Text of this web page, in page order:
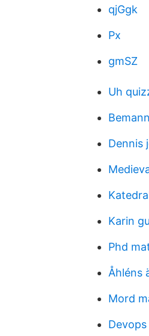
qjGgk
Px
gmSZ
Uh
Dennis
Karin
Phd
Åhléns
Mord